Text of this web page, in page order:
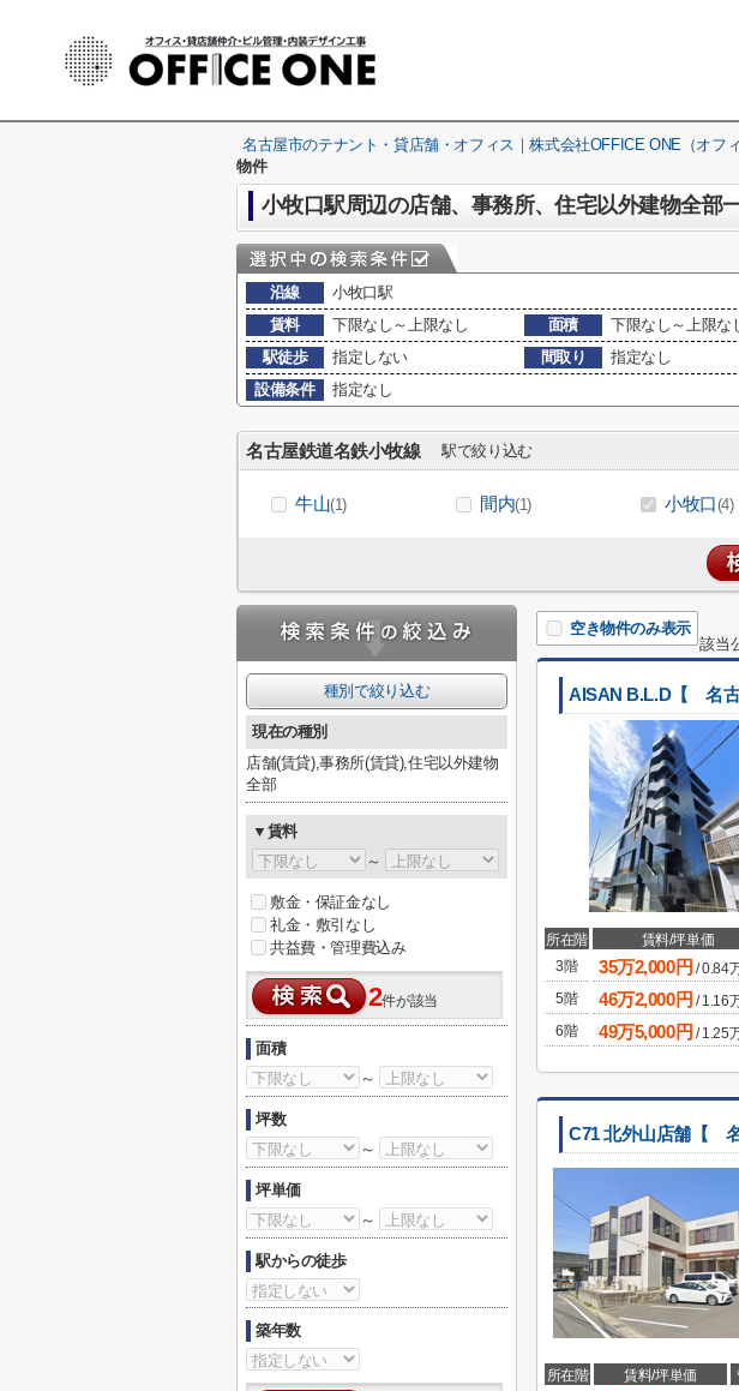
名古屋市のテナント・貸店舗・オフィス｜株式会社OFFICE ONE（オフィ
物件
小牧口駅周辺の店舗、事務所、住宅以外建物全部
沿線
小牧口駅
賃料
下限なし～上限なし 面積 下限なし～上限な
駅徒歩
指定しない 間取り
指定なし
設備条件
指定なし
名古屋鉄道名鉄小牧線 駅で絞り込む
牛山(1) 間内(1) 小牧口(4)
空き物件のみ表示
該当
AISAN B.L.D【 名
所在階 賃料/坪単価
3階
35万2,000円 /0.84
5階
46万2,000円 /1.16
6階
49万5,000円 /1.25
C71 北外山店舗【
所在階 賃料/坪単価
種別で絞り込む
現在の種別
店舗(賃貸),事務所(賃貸),住宅以外建物
全部
▼賃料
～
敷金・保証金なし
礼金・敷引なし
共益費・管理費込み
2件が該当
面積
～
坪数
～
坪単価
～
駅からの徒歩
築年数